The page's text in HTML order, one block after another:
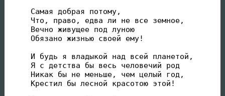
Самая добрая потому,
Что, право, едва ли не все земное,
Вечно живущее под луною
Обязано жизнью своей ему!
И будь я владыкой над всей планетой,
Я с детства бы весь человечий род
Никак бы не меньше, чем целый год,
Крестил бы лесной красотою этой!